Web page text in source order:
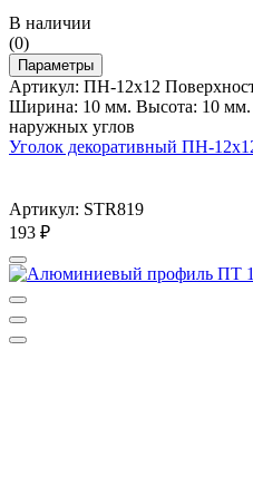
В наличии
(0)
Параметры
Артикул: ПН-12х12
Ширина: 10 мм. Высота: 10 мм.
наружных углов
Уголок декоративный ПН-
Артикул: STR819
193 ₽